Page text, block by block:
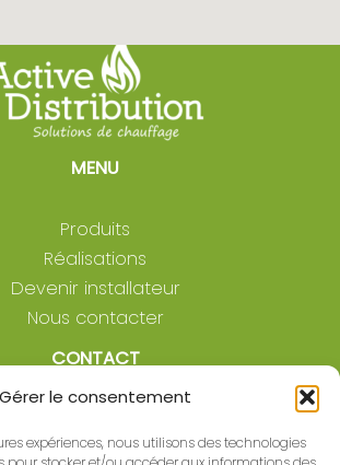
Gérer le consentement
expériences, nous utilisons des technologies
MENU
Produits
Réalisations
Devenir installateur
Nous contacter
CONTACT
06 42 63 78 76